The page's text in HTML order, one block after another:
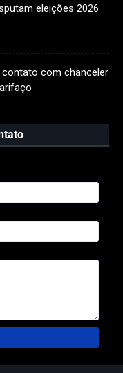
eleições 2026
contato com chanceler